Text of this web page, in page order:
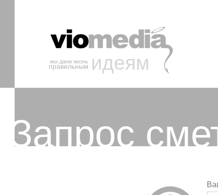
мы даем жизнь
правильным идеям
Запрос